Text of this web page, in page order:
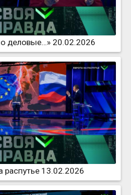
деловые…» 20.02.2026
распутье 13.02.2026